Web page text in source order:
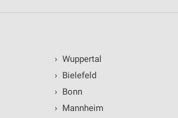
› Wuppertal
› Bielefeld
› Bonn
› Mannheim